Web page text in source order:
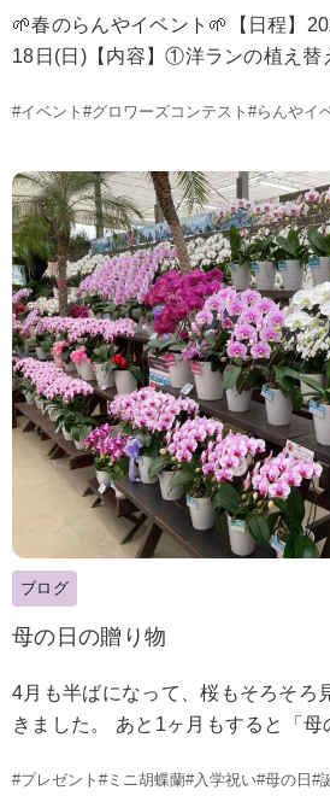
🌱春のらんやイベント🌱【日程】
18日(日)【内容】①洋ランの植え替
#イベント #グロワーズコンテスト #らんやイ
ブログ
母の日の贈り物
4月も半ばになって、桜もそろそろ
きました。 あと1ヶ月もすると「母
#プレゼント #ミニ胡蝶蘭#入学祝い#母の日 #